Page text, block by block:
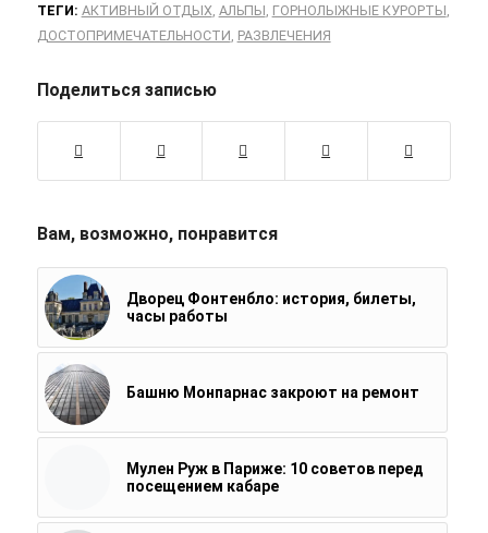
ТЕГИ: АКТИВНЫЙ ОТДЫХ АЛЬПЫ ГОРНОЛЫЖНЫЕ КУРОРТЫ
ДОСТОПРИМЕЧАТЕЛЬНОСТИ РАЗВЛЕЧЕНИЯ
Поделиться записью
Вам, возможно, понравится
Дворец Фонтенбло: история, билеты,
часы работы
Башню Монпарнас закроют на ремонт
Мулен Руж в Париже: 10 советов перед
посещением кабаре